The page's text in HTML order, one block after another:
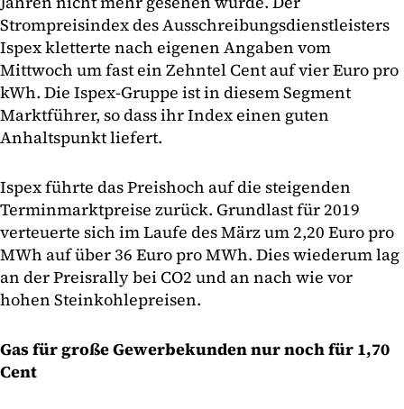
Strompreisindex des Ausschreibungsdienstleisters
Ispex kletterte nach eigenen Angaben vom
Mittwoch um fast ein Zehntel Cent auf vier Euro pro
kWh. Die Ispex-Gruppe ist in diesem Segment
Marktführer, so dass ihr Index einen guten
Anhaltspunkt liefert.
Ispex führte das Preishoch auf die steigenden
Terminmarktpreise zurück. Grundlast für 2019
verteuerte sich im Laufe des März um 2,20 Euro pro
MWh auf über 36 Euro pro MWh. Dies wiederum lag
an der Preisrally bei CO2 und an nach wie vor
hohen Steinkohlepreisen.
Gas für große Gewerbekunden nur noch für 1,70
Cent